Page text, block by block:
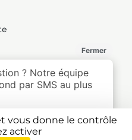
vous donne le contrôle
activer